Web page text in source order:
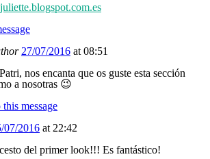
27/07/2016 at 08:51
nos encanta que os guste esta sección
a nosotras 😉
message
07/2016 at 22:42
del primer look!!! Es fantástico!